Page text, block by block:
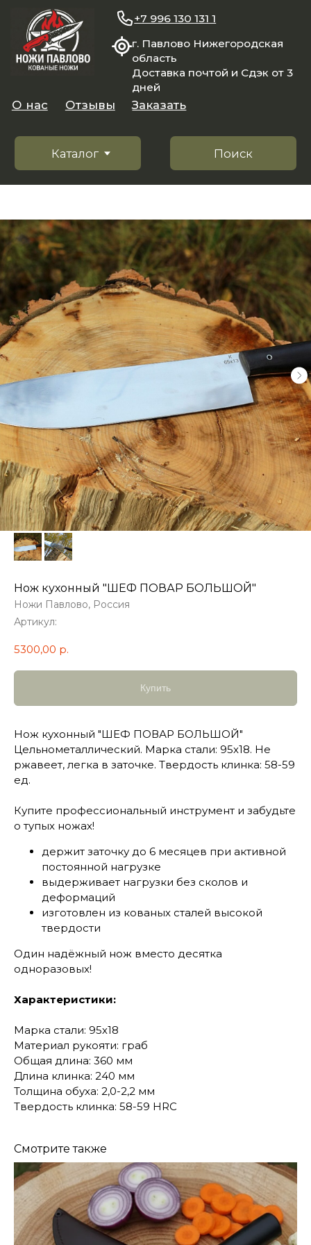
область
Доставка почтой и Сдэк от 3
Поиск
Каталог
Заказать
+7 996 130 131 1
Нож кухонный "ШЕФ ПОВАР БОЛЬШОЙ"
Ножи Павлово, Россия
Артикул:
5300,00 р.
Купить
Нож кухонный "ШЕФ ПОВАР БОЛЬШОЙ"
Цельнометаллический. Марка стали: 95х18. Не
ржавеет, легка в заточке. Твердость клинка: 58-59
ед.
Купите профессиональный инструмент и забудьте
о тупых ножах!
держит заточку до 6 месяцев при активной
постоянной нагрузке
выдерживает нагрузки без сколов и
деформаций
изготовлен из кованых сталей высокой
твердости
Один надёжный нож вместо десятка
одноразовых!
Характеристики:
Марка стали: 95х18
Материал рукояти: граб
Общая длина: 360 мм
Длина клинка: 240 мм
Толщина обуха: 2,0-2,2 мм
Твердость клинка: 58-59 HRC
Смотрите также
КОНТАКТЫ